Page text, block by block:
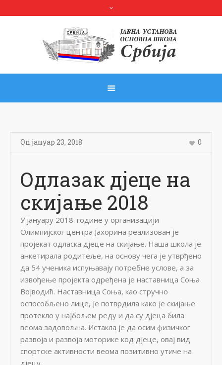
On јануар 23, 2018 0
Одлазак дјеце на
скијање 2018
У јануару 2018. године у организацији
Олимпијског центра Јахорина реализован је
пројекат одласка дјеце на скијање. Наша школа је
анкетирала родитеље, на основу чега је утврђено
да 54 ученика испуњавају потребне услове, а за
извођење пројекта одређена је наставница Соња
Војводић. Наставница Соња, као стручно
оспособљено лице, је потврдила како је скијање
протекло у најбољем реду и да су дјеца била
веома задовољна. Истакла је да осим физичког
развоја и развоја моторике код дјеце, овај вид
спортске активности веома позитивно утиче на
дјецу.